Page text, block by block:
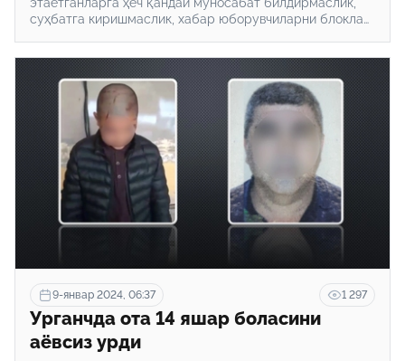
суҳбатга киришмаслик, хабар юборувчиларни блоклаш
9-январ 2024, 06:37 1 297
Урганчда ота 14 яшар боласини
аёвсиз урди